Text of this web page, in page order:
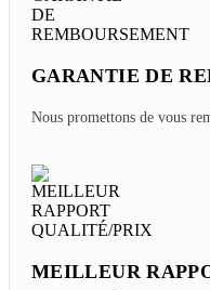
GARANTIE DE
Nous promettons de vous
MEILLEUR